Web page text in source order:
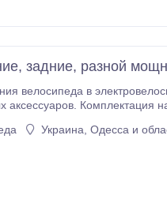
задние, разной
велосипеда в
Комплектация набора:
аккумуляторов,Украина, Одесса и